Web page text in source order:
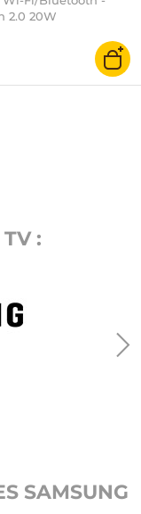
2.0 20W
:
SAMSUNG